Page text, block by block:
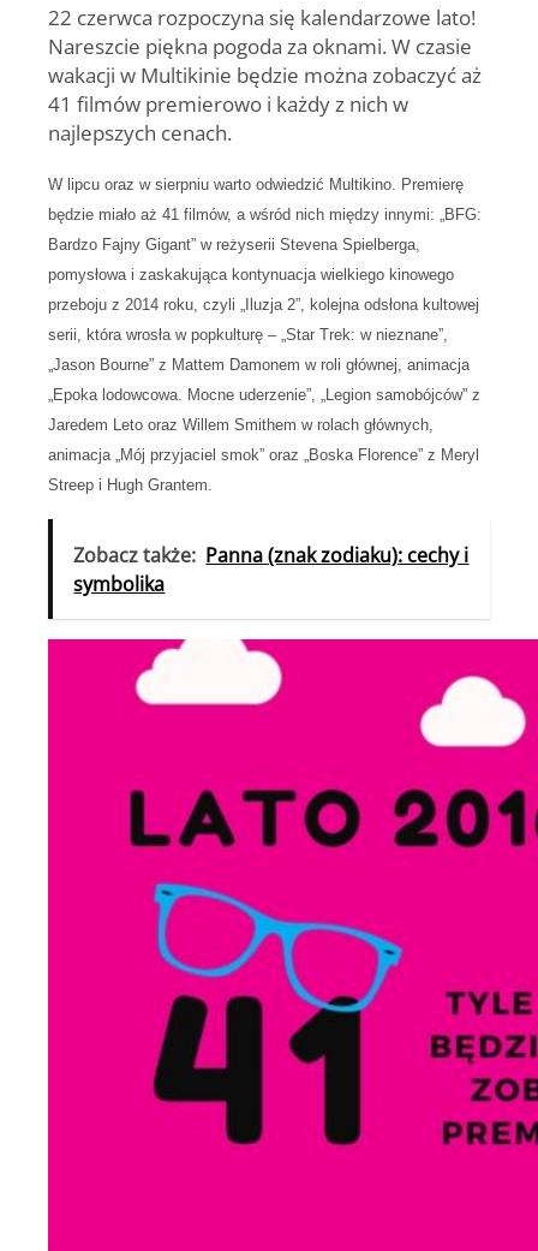
22 czerwca rozpoczyna się kalendarzowe lato!
Nareszcie piękna pogoda za oknami. W czasie
wakacji w Multikinie będzie można zobaczyć aż
41 filmów premierowo i każdy z nich w
najlepszych cenach.
W lipcu oraz w sierpniu warto odwiedzić Multikino. Premierę
będzie miało aż 41 filmów, a wśród nich między innymi: „BFG:
Bardzo Fajny Gigant” w reżyserii Stevena Spielberga,
pomysłowa i zaskakująca kontynuacja wielkiego kinowego
przeboju z 2014 roku, czyli „Iluzja 2”, kolejna odsłona kultowej
serii, która wrosła w popkulturę – „Star Trek: w nieznane”,
„Jason Bourne” z Mattem Damonem w roli głównej, animacja
„Epoka lodowcowa. Mocne uderzenie”, „Legion samobójców” z
Jaredem Leto oraz Willem Smithem w rolach głównych,
animacja „Mój przyjaciel smok” oraz „Boska Florence” z Meryl
Streep i Hugh Grantem.
Zobacz także: Panna (znak zodiaku): cechy i
symbolika